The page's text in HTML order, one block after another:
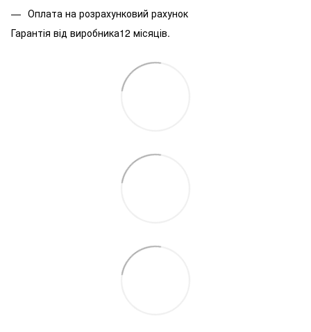
Оплата на розрахунковий рахунок
Гарантія від виробника12 місяців.